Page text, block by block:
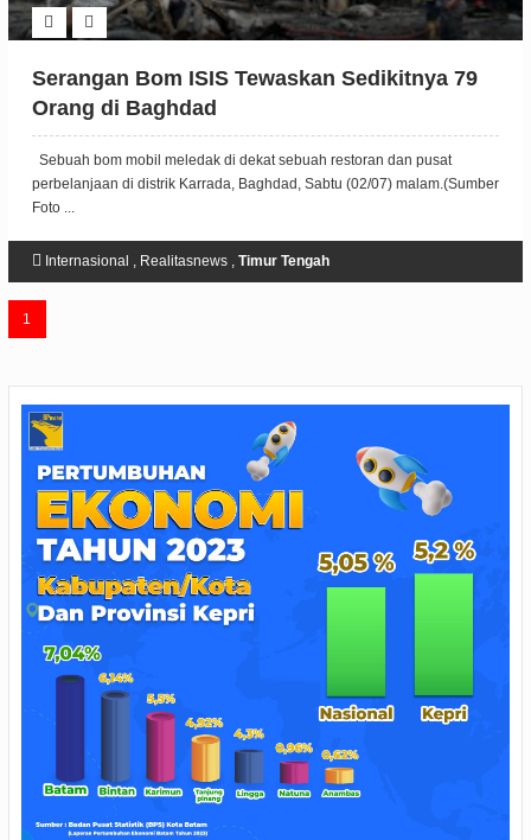
Serangan Bom ISIS Tewaskan Sedikitnya 79
Orang di Baghdad
Sebuah bom mobil meledak di dekat sebuah restoran dan pusat
perbelanjaan di distrik Karrada, Baghdad, Sabtu (02/07) malam.(Sumber
Foto ...
Internasional Realitasnews, Timur Tengah
1